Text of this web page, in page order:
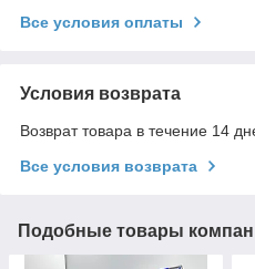
Все условия оплаты
Условия возврата
Возврат товара в течение 14
Все условия возврата
Подобные товары